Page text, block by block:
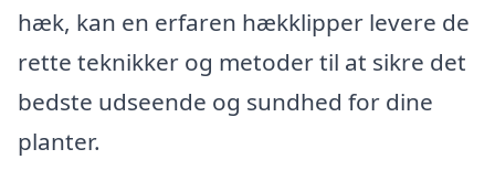
hæk, kan en erfaren hækklipper levere de
rette teknikker og metoder til at sikre det
bedste udseende og sundhed for dine
planter.